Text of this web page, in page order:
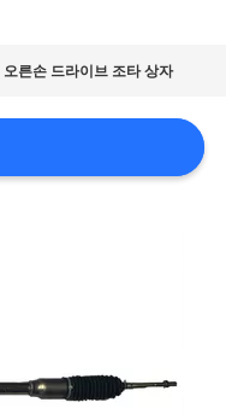
오른손 드라이브 조타 상자